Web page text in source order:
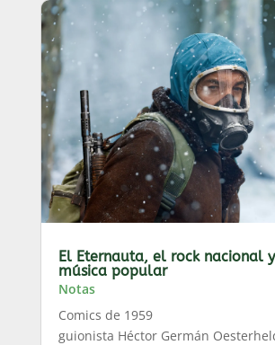
El Eternauta, el rock nacional
música popular
Notas
Comics de 1959
guionista Héctor Germán